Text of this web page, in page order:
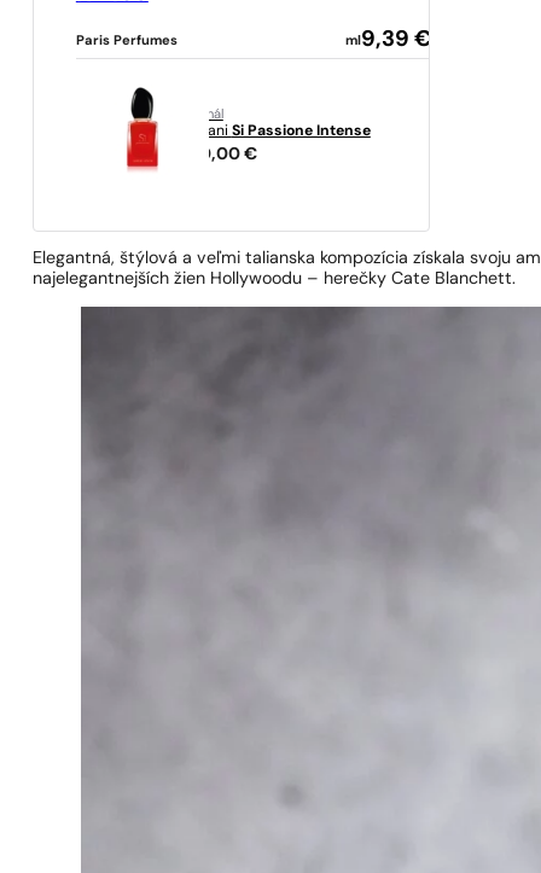
Paris Perfumes ml9,39 €
originál
Armani Si Passione Intense
520,00 €
Elegantná, štýlová a veľmi talianska kompozícia získala svoju
najelegantnejších žien Hollywoodu – herečky Cate Blanchett.